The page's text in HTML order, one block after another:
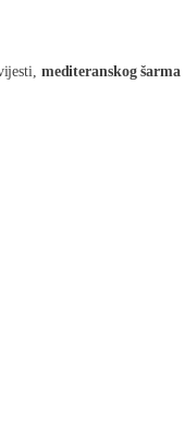
mediteranskog šarma